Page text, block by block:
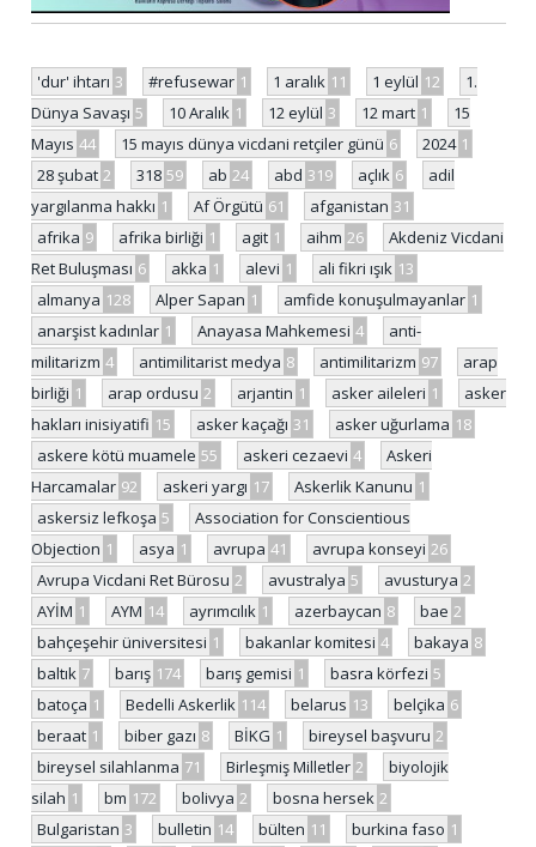
'dur' ihtarı 3 #refusewar 1 1 aralık 11 1 eylül 12
1.
Dünya Savaşı 5 10 Aralık 1 12 eylül 3 12 mart 1
15
Mayıs 44 15 mayıs dünya vicdani retçiler günü 6 2024 1
28 şubat 2 318 59 ab 24 abd 319 açlık 6
adil
yargılanma hakkı 1 Af Örgütü 61 afganistan 31
afrika 9 afrika birliği 1 agit 1 aihm 26
Akdeniz Vicdani
Ret Buluşması 6 akka 1 alevi 1 ali fikri ışık 13
almanya 128 Alper Sapan 1 amfide konuşulmayanlar 1
anarşist kadınlar 1 Anayasa Mahkemesi 4
anti-
militarizm 4 antimilitarist medya 8 antimilitarizm 97
arap
birliği 1 arap ordusu 2 arjantin 1 asker aileleri 1
asker
hakları inisiyatifi 15 asker kaçağı 31 asker uğurlama 18
askere kötü muamele 55 askeri cezaevi 4
Askeri
Harcamalar 92 askeri yargı 17 Askerlik Kanunu 1
askersiz lefkoşa 5
Association for Conscientious
Objection 1 asya 1 avrupa 41 avrupa konseyi 26
Avrupa Vicdani Ret Bürosu 2 avustralya 5 avusturya 2
AYİM 1 AYM 14 ayrımcılık 1 azerbaycan 8 bae 2
bahçeşehir üniversitesi 1 bakanlar komitesi 4 bakaya 8
baltık 7 barış 174 barış gemisi 1 basra körfezi 5
batoça 1 Bedelli Askerlik 114 belarus 13 belçika 6
beraat 1 biber gazı 8 BİKG 1 bireysel başvuru 2
bireysel silahlanma 71 Birleşmiş Milletler 2
biyolojik
silah 1 bm 172 bolivya 2 bosna hersek 2
Bulgaristan 3 bulletin 14 bülten 11 burkina faso 1